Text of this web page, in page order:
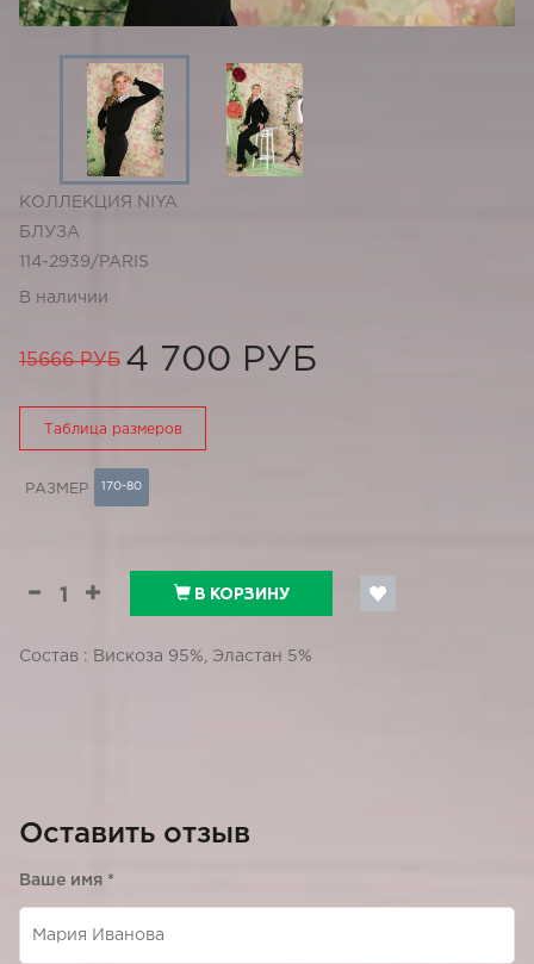
КОЛЛЕКЦИЯ NIYA
БЛУЗА
114-2939/PARIS
В наличии
15666 РУБ 4 700 РУБ
Таблица размеров
РАЗМЕР 170-80
В КОРЗИНУ
Состав : Вискоза 95%, Эластан 5%
Оставить отзыв
Ваше имя *